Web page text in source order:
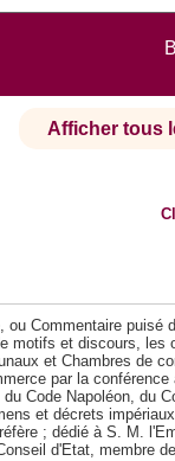
Afficher tous
ou Commentaire puisé
motifs et discours, les
et Chambres de
par la
Code Napoléon, du
et décrets
; dédié à S. M.
d'Etat, membre